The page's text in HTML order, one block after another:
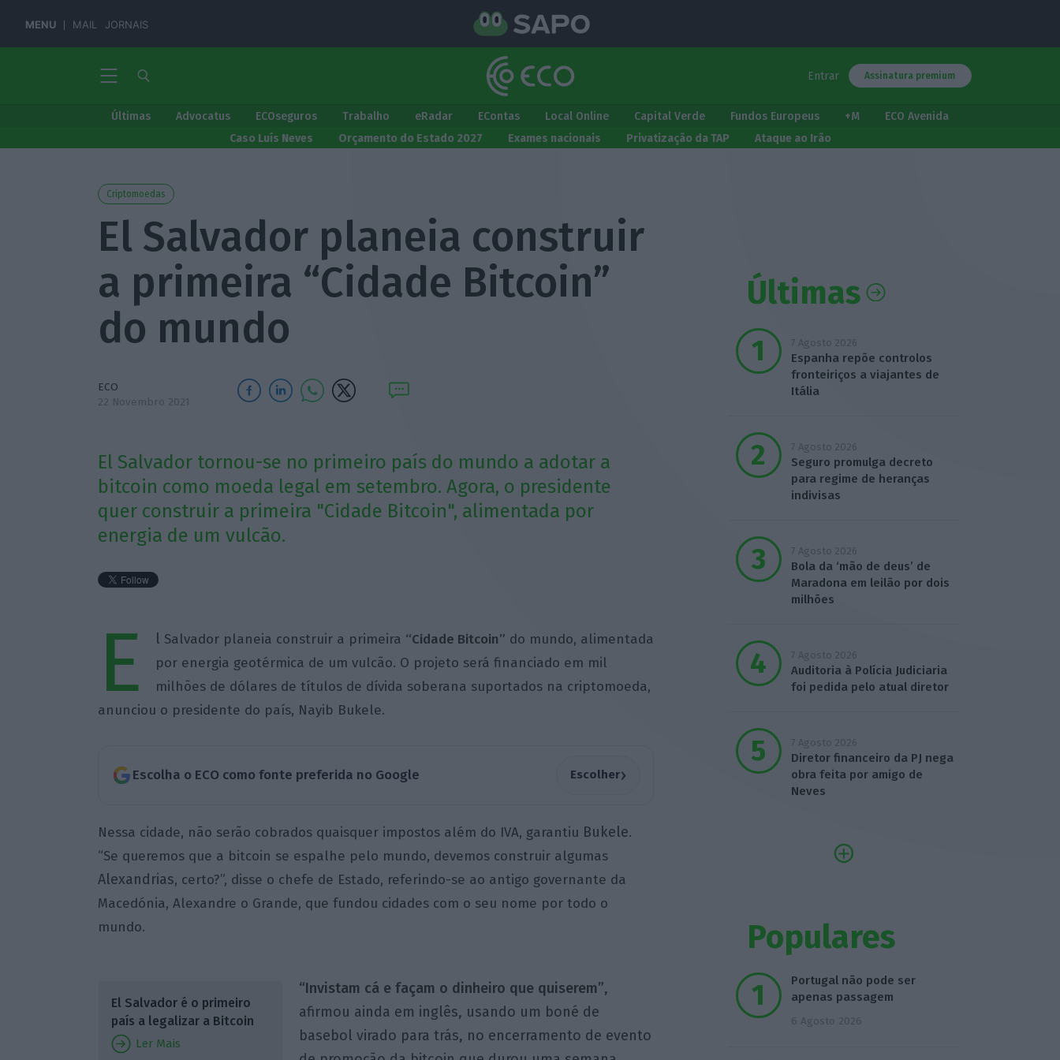
MENU MAIL JORNAIS
Entrar Assinatura premium
Últimas Advocatus ECOseguros Trabalho eRadar EContas Local Online Capital Verde Fundos Europeus +M
ECO Avenida
Caso Luís Neves
Orçamento do Estado 2027 Exames nacionais Privatização da TAP Ataque ao Irão
Criptomoedas
El Salvador planeia construir
a primeira “Cidade Bitcoin”
do mundo
ECO
22 Novembro 2021
El Salvador tornou-se no primeiro país do mundo a adotar a
bitcoin como moeda legal em setembro. Agora, o presidente
quer construir a primeira "Cidade Bitcoin", alimentada por
energia de um vulcão.
E l Salvadorplaneia construir a primeira “Cidade Bitcoin” do mundo, alimentada
por energia geotérmica de um vulcão. O projeto será financiado em mil
milhões de dólares de títulos de dívida soberana suportados na criptomoeda,
anunciou o presidente do país, Nayib Bukele.
Escolha o ECO como fonte preferida no Google Escolher›
Nessa cidade, não serão cobrados quaisquer impostos além do IVA, garantiu Bukele.
“Se queremos que a bitcoin se espalhe pelo mundo, devemos construir algumas
Alexandrias, certo?”, disse o chefe de Estado, referindo-se ao antigo governante da
Macedónia, Alexandre o Grande, que fundou cidades com o seu nome por todo o
mundo.
El Salvador é o primeiro
país a legalizar a Bitcoin
Ler Mais
“Invistam cá e façam o dinheiro que quiserem”,
afirmou ainda em inglês, usando um boné de
basebol virado para trás, no encerramento de evento
Últimas
7 Agosto 2026
Espanha repõe controlos
fronteiriços a viajantes de
Itália
7 Agosto 2026
Seguro promulga decreto
para regime de heranças
indivisas
7 Agosto 2026
Bola da ‘mão de deus’ de
Maradona em leilão por dois
milhões
7 Agosto 2026
Auditoria à Polícia Judiciaria
foi pedida pelo atual diretor
7 Agosto 2026
Diretor financeiro da PJ nega
obra feita por amigo de
Neves
Populares
Portugal não pode ser
apenas passagem
6 Agosto 2026